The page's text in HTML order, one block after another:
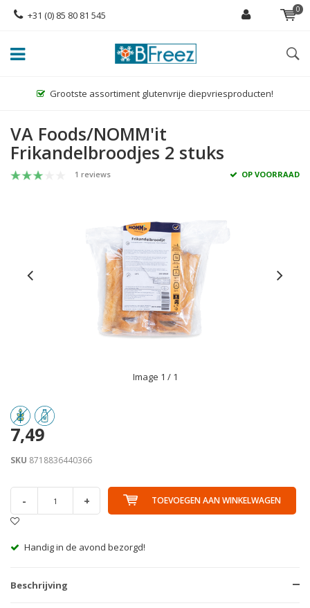
+31 (0) 85 80 81 545 0
Grootste assortiment glutenvrije diepvriesproducten!
VA Foods/NOMM'it
Frikandelbroodjes 2 stuks
1 reviews OP VOORRAAD
Image 1 / 1
7,49
SKU 8718836440366
- + TOEVOEGEN AAN WINKELWAGEN
Handig in de avond bezorgd!
Beschrijving